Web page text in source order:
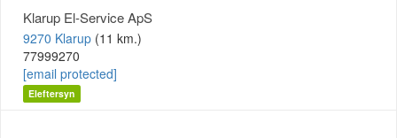
Klarup El-Service ApS
9270 Klarup (11 km.)
77999270
[email protected]
Eleftersyn